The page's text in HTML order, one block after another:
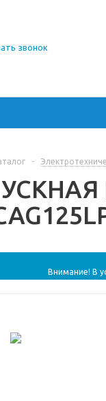
звонок
-
Внимание! В